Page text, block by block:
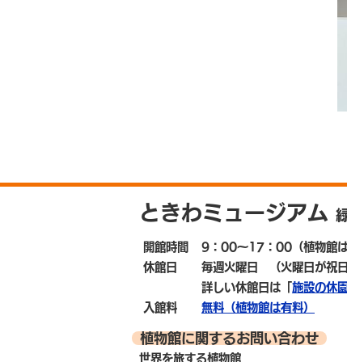
ときわミュージアム
開館時間 9：00～17：00 （植物
休館日
毎週火曜日
（火曜日が祝
詳しい休館日は「 施設の休
入館料
無料（植物館は有料）
植物館に関するお問い合わせ
世界を旅する植物館